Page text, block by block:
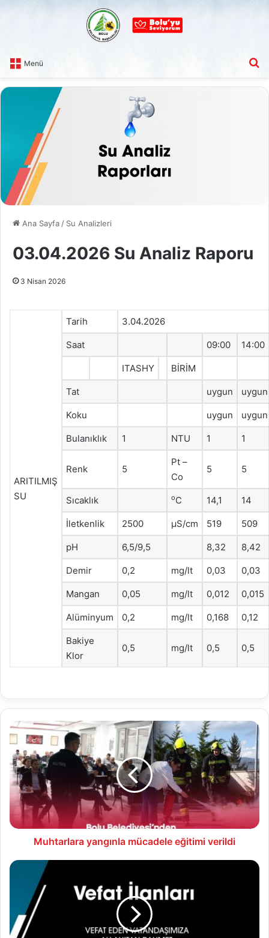
Menü
Ana Sayfa / Su Analizleri
03.04.2026 Su Analiz Raporu
3 Nisan 2026
ARITILMIŞ
SU
Tarih 3.04.2026
Saat 09:00 14:00
ITASHY BİRİM
Tat uygun uygun
Koku uygun uygun
Bulanıklık 1 NTU 1 1
Renk 5
Pt –
Co
5 5
Sıcaklık oC 14,1 14
İletkenlik 2500 μS/cm 519 509
pH 6,5/9,5 8,32 8,42
Demir 0,2 mg/lt 0,03 0,03
Mangan 0,05 mg/lt 0,012 0,015
Alüminyum 0,2 mg/lt 0,168 0,12
Bakiye
Klor
0,5 mg/lt 0,5 0,5
Muhtarlara
yangınla
mücadele
eğitimi
verildi
Muhtarlara yangınla mücadele eğitimi verildi
04.04.2026